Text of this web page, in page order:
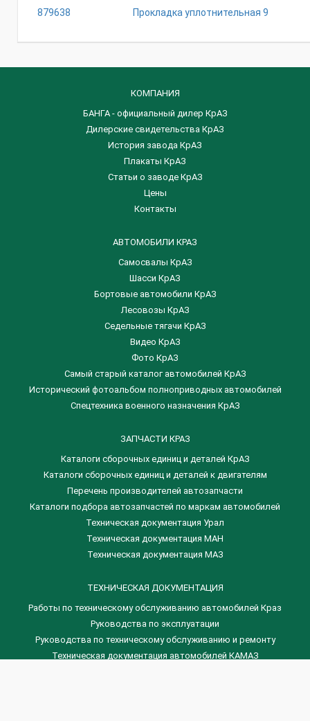
879638 Прокладка уплотнительная 9
КОМПАНИЯ
БАНГА - официальный дилер КрАЗ
Дилерские свидетельства КрАЗ
История завода КрАЗ
Плакаты КрАЗ
Статьи о заводе КрАЗ
Цены
Контакты
АВТОМОБИЛИ КРАЗ
Самосвалы КрАЗ
Шасси КрАЗ
Бортовые автомобили КрАЗ
Лесовозы КрАЗ
Седельные тягачи КрАЗ
Видео КрАЗ
Фото КрАЗ
Самый старый каталог автомобилей КрАЗ
Исторический фотоальбом полноприводных автомобилей
Спецтехника военного назначения КрАЗ
ЗАПЧАСТИ КРАЗ
Каталоги сборочных единиц и деталей КрАЗ
​Каталоги сборочных единиц и деталей к двигателям
Перечень производителей автозапчасти
Каталоги подбора автозапчастей по маркам автомобилей
Техническая документация Урал
Техническая документация МАН
Техническая документация МАЗ
ТЕХНИЧЕСКАЯ ДОКУМЕНТАЦИЯ
Работы по техническому обслуживанию автомобилей Краз
Руководства по эксплуатации
Руководства по техническому обслуживанию и ремонту
Техническая документация автомобилей КАМАЗ